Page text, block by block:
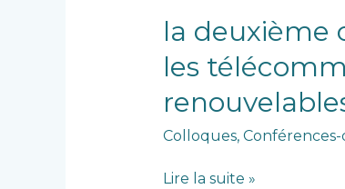
la deuxième
les
Colloques,
la
deuxième
conférence
sur
les
embarqués,
Lire la suite »